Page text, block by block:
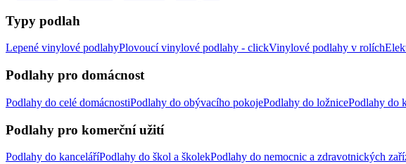
Typy podlah
Lepené vinylové podlahyPlovoucí vinylové podlahy - clickVinylové podlahy v rolích
Podlahy pro domácnost
Podlahy do celé domácnostiPodlahy do obývacího pokojePodlahy do ložnicePodlahy do
Podlahy pro komerční užití
Podlahy do kanceláříPodlahy do škol a školekPodlahy do nemocnic a zdravotnických